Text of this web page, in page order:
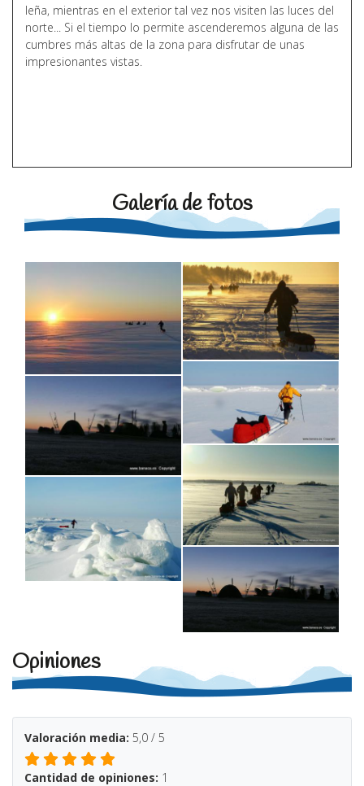
leña, mientras en el exterior tal vez nos visiten las luces del
norte... Si el tiempo lo permite ascenderemos alguna de las
cumbres más altas de la zona para disfrutar de unas
impresionantes vistas.
Galería de fotos
Opiniones
Valoración media: 5,0 / 5
Cantidad de opiniones: 1